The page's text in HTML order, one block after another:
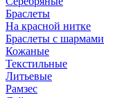
Браслеты
На красной нитке
Браслеты с шармами
Кожаные
Текстильные
Литьевые
Рамзес